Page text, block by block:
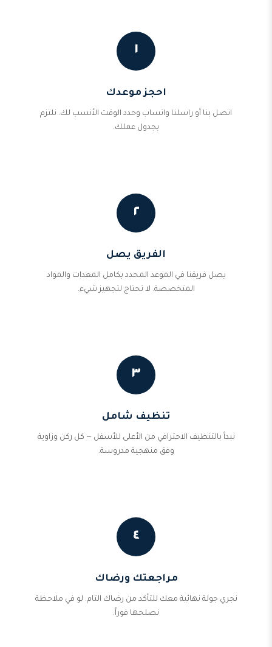
١
احجز موعدك
اتصل بنا أو راسلنا واتساب وحدد الوقت الأنسب لك. نلتزم
بجدول عملك.
٢
الفريق يصل
يصل فريقنا في الموعد المحدد بكامل المعدات والمواد
المتخصصة. لا تحتاج لتجهيز شيء.
٣
تنظيف شامل
نبدأ بالتنظيف الاحترافي من الأعلى للأسفل — كل ركن وزاوية
وفق منهجية مدروسة.
٤
مراجعتك ورضاك
نجري جولة نهائية معك للتأكد من رضاك التام. لو في ملاحظة
نصلحها فوراً.